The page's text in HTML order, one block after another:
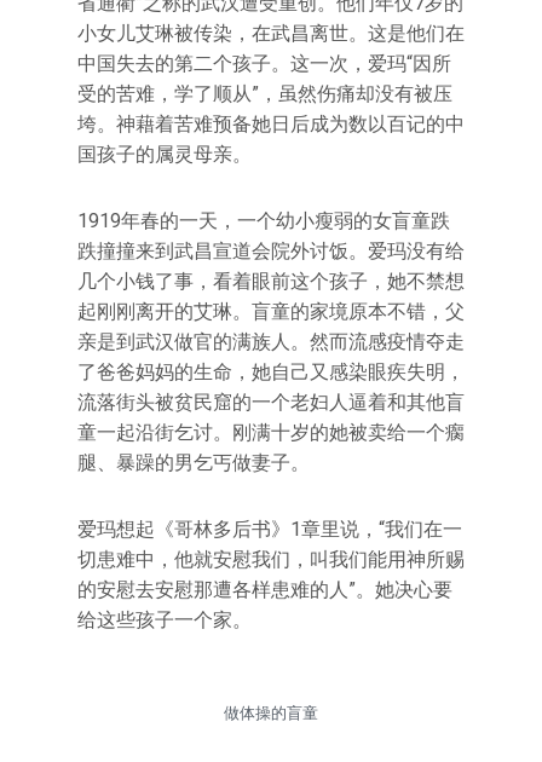
小女儿艾琳被传染，在武昌离世。这是他们在
中国失去的第二个孩子。这一次，爱玛“因所
受的苦难，学了顺从”，虽然伤痛却没有被压
垮。神藉着苦难预备她日后成为数以百记的中
国孩子的属灵母亲。
1919年春的一天，一个幼小瘦弱的女盲童跌
跌撞撞来到武昌宣道会院外讨饭。爱玛没有给
几个小钱了事，看着眼前这个孩子，她不禁想
起刚刚离开的艾琳。盲童的家境原本不错，父
亲是到武汉做官的满族人。然而流感疫情夺走
了爸爸妈妈的生命，她自己又感染眼疾失明，
流落街头被贫民窟的一个老妇人逼着和其他盲
童一起沿街乞讨。刚满十岁的她被卖给一个瘸
腿、暴躁的男乞丐做妻子。
爱玛想起《哥林多后书》1章里说，“我们在一
切患难中，他就安慰我们，叫我们能用神所赐
的安慰去安慰那遭各样患难的人”。她决心要
给这些孩子一个家。
做体操的盲童